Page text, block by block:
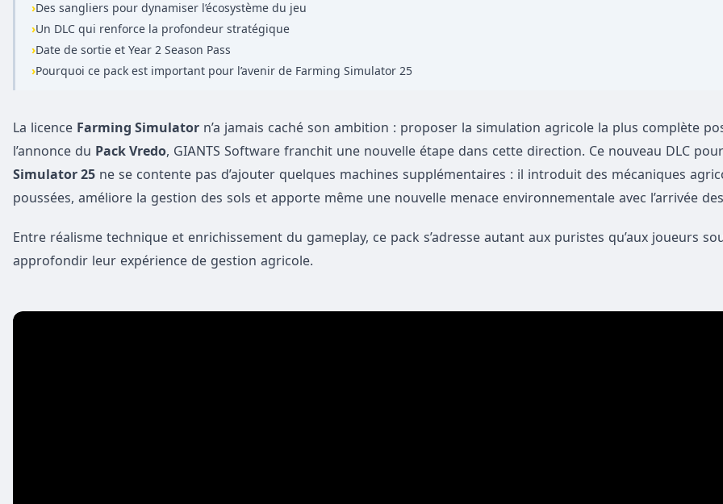
›Des sangliers pour dynamiser l’écosystème du jeu
›Un DLC qui renforce la profondeur stratégique
›Date de sortie et Year 2 Season Pass
›Pourquoi ce pack est important pour l’avenir de Farming Simulator 25
La licence Farming Simulator n’a jamais caché son ambition : proposer la simulation agricole la plus complète
l’annonce du Pack Vredo, GIANTS Software franchit une nouvelle étape dans cette direction. Ce nouveau DLC pour
Simulator 25 ne se contente pas d’ajouter quelques machines supplémentaires : il introduit des mécaniques
poussées, améliore la gestion des sols et apporte même une nouvelle menace environnementale avec l’arrivée
Entre réalisme technique et enrichissement du gameplay, ce pack s’adresse autant aux puristes qu’aux joueurs
approfondir leur expérience de gestion agricole.